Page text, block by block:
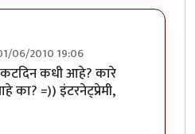
06/2010 19:06
byआंबोळीकधी आहे? कारे
का? =)) इंटरनेट्प्रेमी,